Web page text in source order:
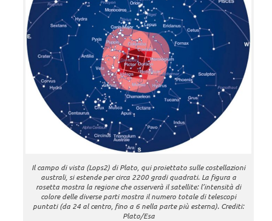
Il campo di vista (Lops2) di Plato, qui proiettato sulle costellazioni
australi, si estende per circa 2200 gradi quadrati. La figura a
rosetta mostra la regione che osserverà il satellite: l’intensità di
colore delle diverse parti mostra il numero totale di telescopi
puntati (da 24 al centro, fino a 6 nella parte più esterna). Crediti:
Plato/Esa